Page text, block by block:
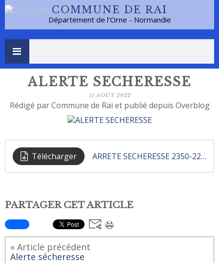
COMMUNE DE RAI
Département de l'Orne - Normandie
ALERTE SECHERESSE
11 AOÛT 2022
Rédigé par Commune de Rai et publié depuis Overblog
Télécharger ARRETE SECHERESSE 2350-22-00137 DU 100822
PARTAGER CET ARTICLE
« Article précédent
Alerte sécheresse